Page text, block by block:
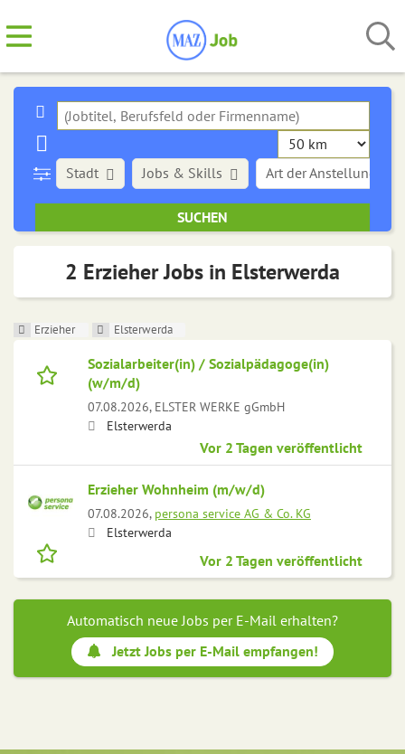
Stadt Art der Anstellung
Jobs & Skills
2 Erzieher Jobs in Elsterwerda
Erzieher Elsterwerda
Sozialarbeiter(in) / Sozialpädagoge(in)
(w/m/d)
07.08.2026, ELSTER WERKE gGmbH
Elsterwerda
Vor 2 Tagen veröffentlicht
Erzieher Wohnheim (m/w/d)
07.08.2026, persona service AG & Co. KG
Elsterwerda
Vor 2 Tagen veröffentlicht
Automatisch neue Jobs per E-Mail erhalten?
Jetzt Jobs per E-Mail empfangen!